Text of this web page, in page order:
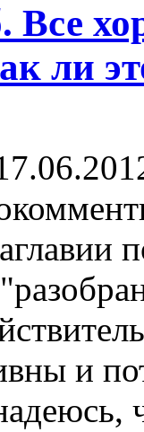
Все
ли
и